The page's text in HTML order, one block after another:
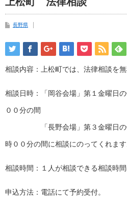
長野県
相談内容：上松町では、法律相談を無
相談日時：「岡谷会場」第１金曜日
００分の間
「長野会場」第３金曜日の午
時００分の間に相談にのってくれます
相談時間：１人が相談できる相談時
申込方法：電話にて予約受付。